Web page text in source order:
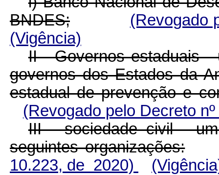
BNDES;
(Revogado
(Vigência)
II - Governos estaduais -
governos dos Estados da
estadual de prevenção e
(Revogado pelo Decreto
III - sociedade civil -
seguintes organizações:
10.223, de 2020)